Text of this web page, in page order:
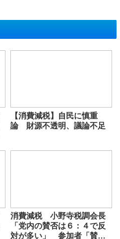
【消費減税】自民に慎重
論 財源不透明、議論不足
消費減税 小野寺税調会長
「党内の賛否は６：４で反
対が多い」 参加者「賛成